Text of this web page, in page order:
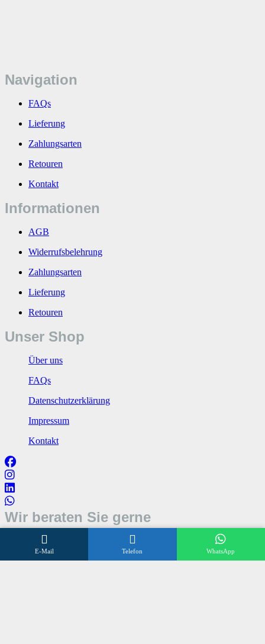
Navigation
FAQs
Lieferung
Zahlungsarten
Retouren
Kontakt
Informationen
AGB
Widerrufsbelehrung
Zahlungsarten
Lieferung
Retouren
Unser Shop
Über uns
FAQs
Datenschutzerklärung
Impressum
Kontakt
Wir beraten Sie gerne
Öffnungszeiten
Mo – Fr 8:00 – 17:00 Uhr
E-Mail Telefon WhatsApp